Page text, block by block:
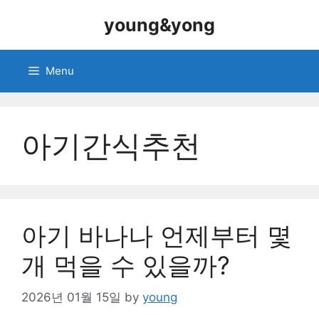
young&yong
Menu
아기간식추천
아기 바나나 언제부터 몇
개 먹을 수 있을까?
2026년 01월 15일 by young